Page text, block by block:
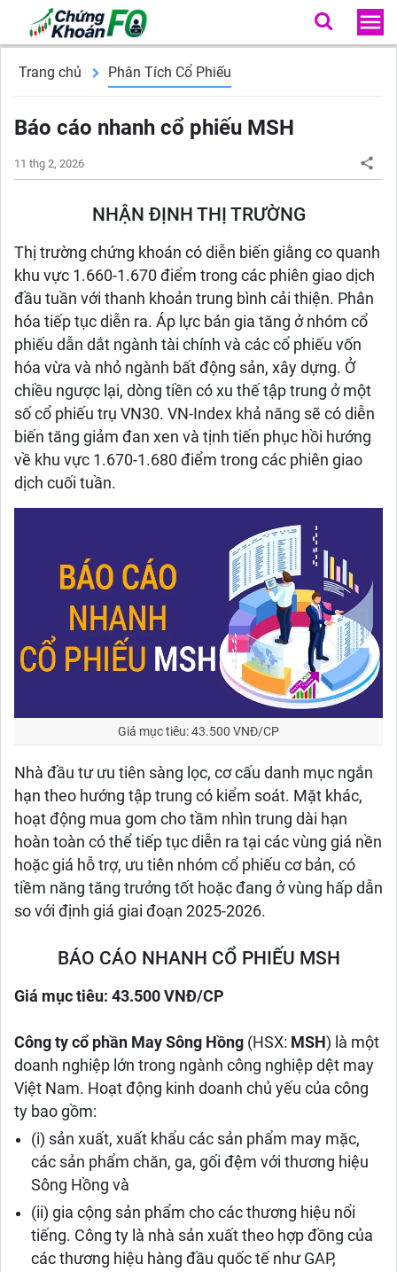
Trang chủ Phân Tích Cổ Phiếu
Báo cáo nhanh cổ phiếu MSH
11 thg 2, 2026
NHẬN ĐỊNH THỊ TRƯỜNG
Thị trường chứng khoán có diễn biến giằng co quanh
khu vực 1.660-1.670 điểm trong các phiên giao dịch
đầu tuần với thanh khoản trung bình cải thiện. Phân
hóa tiếp tục diễn ra. Áp lực bán gia tăng ở nhóm cổ
phiếu dẫn dắt ngành tài chính và các cổ phiếu vốn
hóa vừa và nhỏ ngành bất động sản, xây dựng. Ở
chiều ngược lại, dòng tiền có xu thế tập trung ở một
số cổ phiếu trụ VN30. VN-Index khả năng sẽ có diễn
biến tăng giảm đan xen và tịnh tiến phục hồi hướng
về khu vực 1.670-1.680 điểm trong các phiên giao
dịch cuối tuần.
Giá mục tiêu: 43.500 VNĐ/CP
Nhà đầu tư ưu tiên sàng lọc, cơ cấu danh mục ngắn
hạn theo hướng tập trung có kiểm soát. Mặt khác,
hoạt động mua gom cho tầm nhìn trung dài hạn
hoàn toàn có thể tiếp tục diễn ra tại các vùng giá nền
hoặc giá hỗ trợ, ưu tiên nhóm cổ phiếu cơ bản, có
tiềm năng tăng trưởng tốt hoặc đang ở vùng hấp dẫn
so với định giá giai đoạn 2025-2026.
BÁO CÁO NHANH CỔ PHIẾU MSH
Giá mục tiêu: 43.500 VNĐ/CP
Công ty cổ phần May Sông Hồng (HSX: MSH ) là một
doanh nghiệp lớn trong ngành công nghiệp dệt may
Việt Nam. Hoạt động kinh doanh chủ yếu của công
ty bao gồm:
(i) sản xuất, xuất khẩu các sản phẩm may mặc,
các sản phẩm chăn, ga, gối đệm với thương hiệu
Sông Hồng và
(ii) gia cộng sản phẩm cho các thương hiệu nổi
tiếng. Công ty là nhà sản xuất theo hợp đồng của
các thương hiệu hàng đầu quốc tế như GAP,